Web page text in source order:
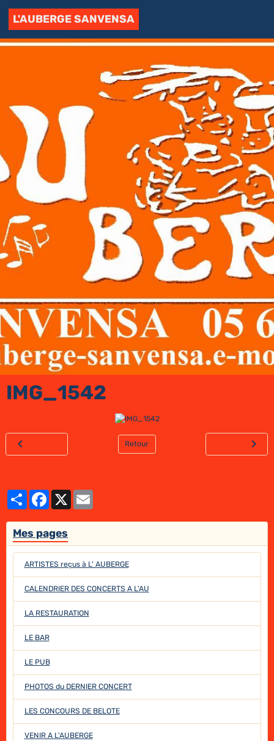
L'AUBERGE SANVENSA
IMG_1542
Retour
PartagerFacebook
X
Mes pages
ARTISTES reçus à L' AUBERGE
CALENDRIER DES CONCERTS A L'AU
LA RESTAURATION
LE BAR
LE PUB
PHOTOS du DERNIER CONCERT
LES CONCOURS DE BELOTE
VENIR A L'AUBERGE